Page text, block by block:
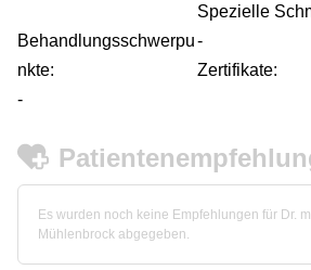
Spezielle
Behandlungsschwerpu
nkte:
-
Zertifikate:
-
Es wurden noch keine Empfehlungen für Dr.
Mühlenbrock abgegeben.